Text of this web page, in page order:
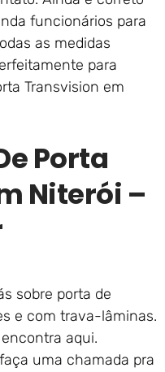
funcionários para
as medidas
para
Transvision em
Porta
Niterói –
sobre porta de
e com trava-lâminas.
aqui.
uma chamada pra